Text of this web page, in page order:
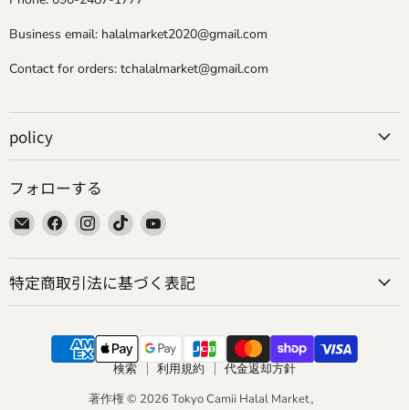
Business email: halalmarket2020@gmail.com
Contact for orders: tchalalmarket@gmail.com
policy
フォローする
E
ー
ル
Facebook
見
つ
く
だ
Instagram
見
つ
く
だ
い
TikTok
見
つ
く
だ
さ
い
YouTube
見
つ
く
だ
さ
い
特定商取引法に基づく表記
検索 利用規約
代金返却方針
著作権 © 2026 Tokyo Camii Halal Market。